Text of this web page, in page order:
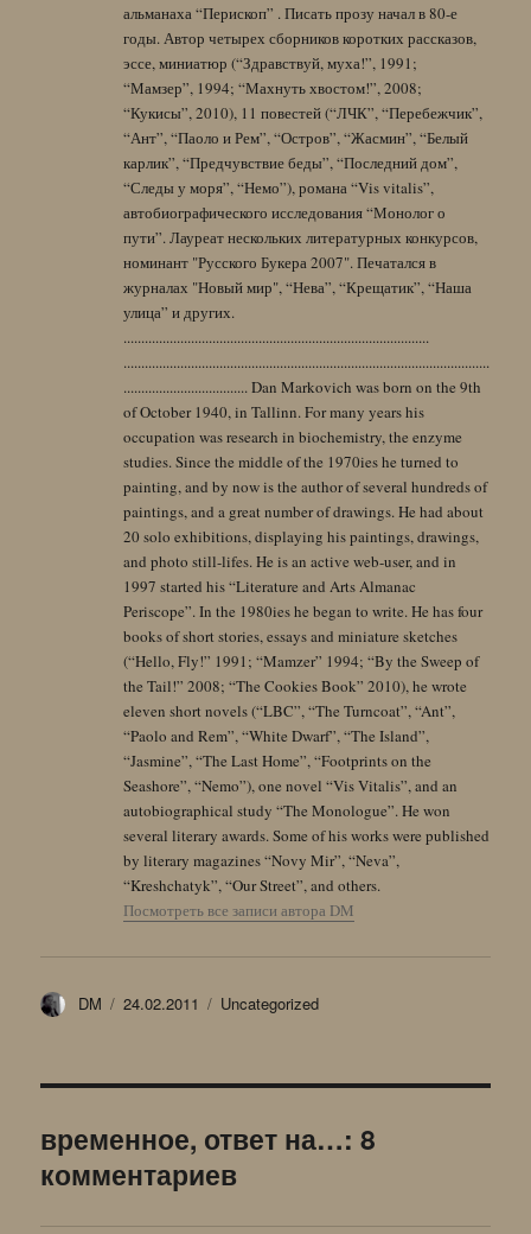
альманаха “Перископ” . Писать прозу начал в 80-е
годы. Автор четырех сборников коротких рассказов,
эссе, миниатюр (“Здравствуй, муха!”, 1991;
“Мамзер”, 1994; “Махнуть хвостом!”, 2008;
“Кукисы”, 2010), 11 повестей (“ЛЧК”, “Перебежчик”,
“Ант”, “Паоло и Рем”, “Остров”, “Жасмин”, “Белый
карлик”, “Предчувствие беды”, “Последний дом”,
“Следы у моря”, “Немо”), романа “Vis vitalis”,
автобиографического исследования “Монолог о
пути”. Лауреат нескольких литературных конкурсов,
номинант "Русского Букера 2007". Печатался в
журналах "Новый мир", “Нева”, “Крещатик”, “Наша
улица” и других.
......................................................................................
.......................................................................................................
................................... Dan Markovich was born on the 9th
of October 1940, in Tallinn. For many years his
occupation was research in biochemistry, the enzyme
studies. Since the middle of the 1970ies he turned to
painting, and by now is the author of several hundreds of
paintings, and a great number of drawings. He had about
20 solo exhibitions, displaying his paintings, drawings,
and photo still-lifes. He is an active web-user, and in
1997 started his “Literature and Arts Almanac
Periscope”. In the 1980ies he began to write. He has four
books of short stories, essays and miniature sketches
(“Hello, Fly!” 1991; “Mamzer” 1994; “By the Sweep of
the Tail!” 2008; “The Cookies Book” 2010), he wrote
eleven short novels (“LBC”, “The Turncoat”, “Ant”,
“Paolo and Rem”, “White Dwarf”, “The Island”,
“Jasmine”, “The Last Home”, “Footprints on the
Seashore”, “Nemo”), one novel “Vis Vitalis”, and an
autobiographical study “The Monologue”. He won
several literary awards. Some of his works were published
by literary magazines “Novy Mir”, “Neva”,
“Kreshchatyk”, “Our Street”, and others.
Посмотреть все записи автора DM
Автор
DM Опубликовано
24.02.2011 Рубрики
Uncategorized
временное, ответ на…: 8
комментариев